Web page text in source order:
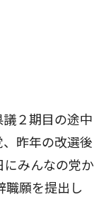
２期目の途中
昨年の改選後
にみんなの党か
職願を提出し